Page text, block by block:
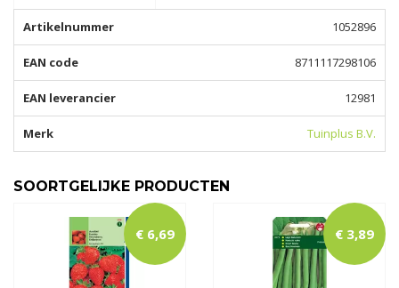
Artikelnummer 1052896
EAN code 8711117298106
EAN leverancier 12981
Merk Tuinplus B.V.
SOORTGELIJKE PRODUCTEN
€ 6,69 € 3,89